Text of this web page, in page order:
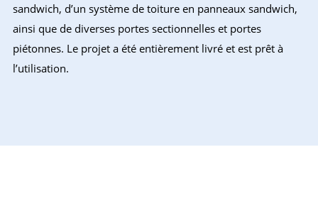
sandwich, d’un système de toiture en panneaux sandwich,
ainsi que de diverses portes sectionnelles et portes
piétonnes. Le projet a été entièrement livré et est prêt à
l’utilisation.